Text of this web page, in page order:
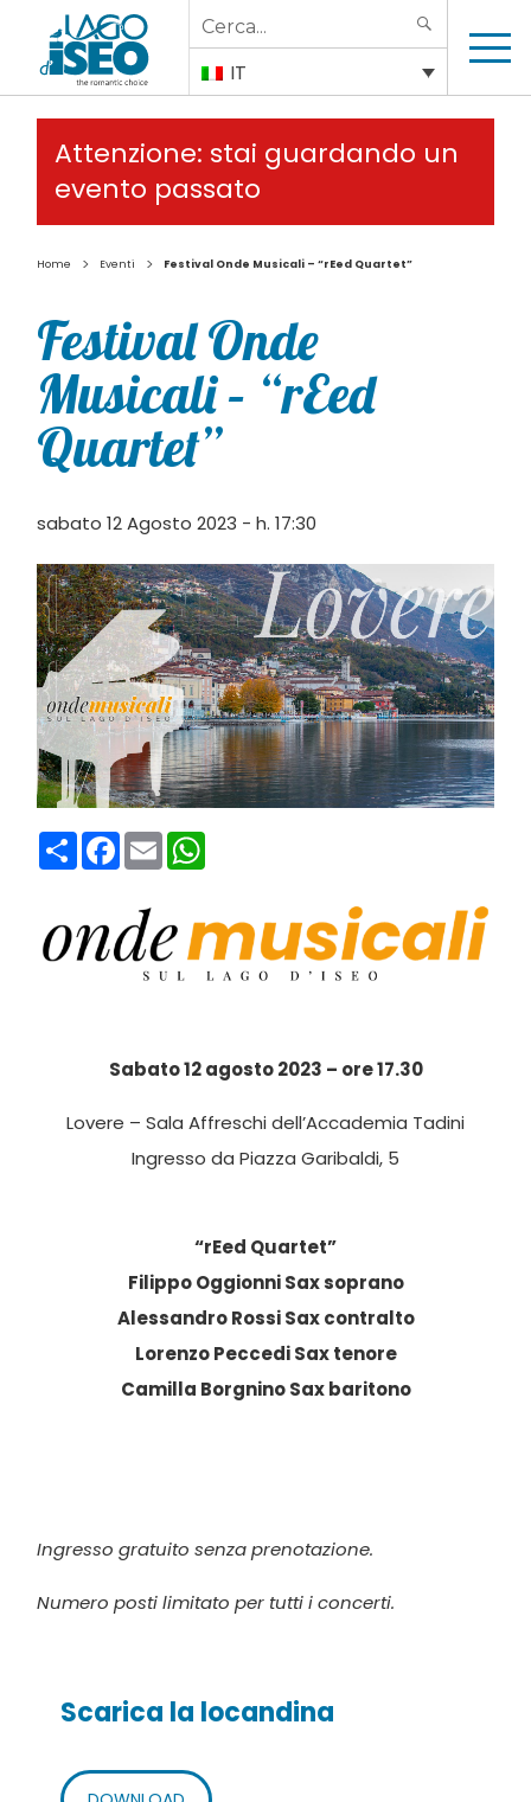
Search
for:
IT
Attenzione: stai guardando un
evento passato
Home > Eventi > Festival Onde Musicali – “rEed Quartet”
Festival Onde
Musicali – “rEed
Quartet”
sabato 12 Agosto 2023 - h. 17:30
CondividiFacebook
Email
Sabato 12 agosto 2023 – ore 17.30
Lovere – Sala Affreschi dell’Accademia Tadini
Ingresso da Piazza Garibaldi, 5
“rEed Quartet”
Filippo Oggionni Sax soprano
Alessandro Rossi Sax contralto
Lorenzo Peccedi Sax tenore
Camilla Borgnino Sax baritono
Ingresso gratuito senza prenotazione.
Numero posti limitato per tutti i concerti.
Scarica la locandina